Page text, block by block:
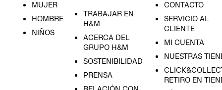
MUJER
HOMBRE
NIÑOS
TRABAJAR EN
H&M
ACERCA DEL
GRUPO H&M
SOSTENIBILIDAD
PRENSA
CONTACTO
SERVICIO AL
CLIENTE
MI CUENTA
NUESTRAS
RETIRO EN